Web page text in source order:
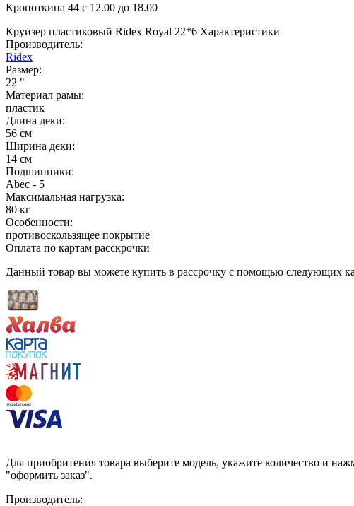
Кропоткина 44 с 12.00 до 18.00
Круизер пластиковый Ridex Royal 22*6 Характеристики
Производитель:
Ridex
Размер:
22 "
Материал рамы:
пластик
Длина деки:
56 см
Ширина деки:
14 см
Подшипники:
Аbec - 5
Максимальная нагрузка:
80 кг
Особенности:
противоскользящее покрытие
Оплата по картам расскрочки
Данный товар вы можете купить в рассрочку с помощью следующих
Для приобритения товара выберите модель, укажите количество и
"оформить заказ".
Производитель: